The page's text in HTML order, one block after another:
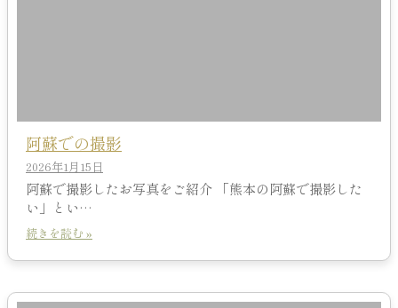
阿蘇での撮影
2026年1月15日
阿蘇で撮影したお写真をご紹介 「熊本の阿蘇で撮影した
い」とい…
続きを読む »